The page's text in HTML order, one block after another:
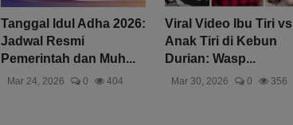
Tanggal Idul Adha 2026:
Jadwal Resmi
Pemerintah dan Muh...
Mar 24, 2026 0 404
Viral Video Ibu Tiri vs
Anak Tiri di Kebun
Durian: Wasp...
Mar 30, 2026 0 356